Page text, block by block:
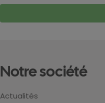
Notre société
Actualités